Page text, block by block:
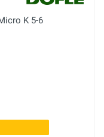
K 5-6